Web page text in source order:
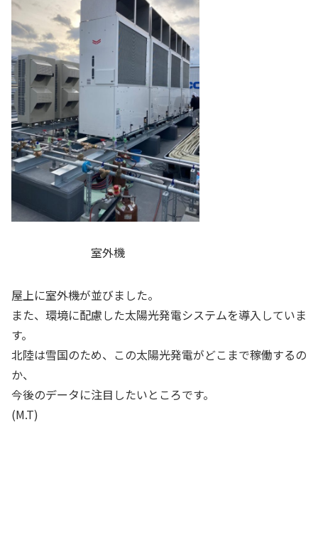
室外機
屋上に室外機が並びました。
また、環境に配慮した太陽光発電システムを導入していま
す。
北陸は雪国のため、この太陽光発電がどこまで稼働するの
か、
今後のデータに注目したいところです。
(M.T)